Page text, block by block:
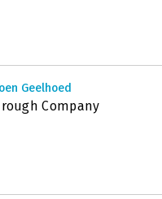
Geelhoed
Company